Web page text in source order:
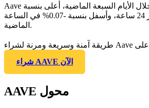
Aave أسفل بنسبة -1.02% خلال الأيام السبعة الماضية، أعلى بنسبة
1.11% في آخر 24 ساعة، وأسفل بنسبة -0.07% في الساعة
الماضية.
شراء AAVE الآن
AAVE محول